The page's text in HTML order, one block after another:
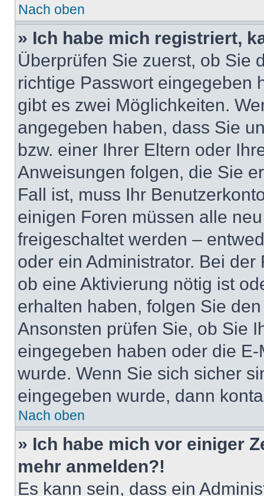
Nach oben
» Ich habe mich registriert,
Überprüfen Sie zuerst, ob Sie
richtige Passwort eingegeben
gibt es zwei Möglichkeiten.
angegeben haben, dass Sie
bzw. einer Ihrer Eltern oder
Anweisungen folgen, die Sie
Fall ist, muss Ihr
einigen Foren müssen alle
freigeschaltet werden –
oder ein Administrator. Bei
ob eine Aktivierung nötig ist
erhalten haben, folgen Sie
Ansonsten prüfen Sie, ob Sie
eingegeben haben oder die
wurde. Wenn Sie sich sicher
eingegeben wurde, dann
Nach oben
» Ich habe mich vor einiger
mehr anmelden?!
Es kann sein, dass ein